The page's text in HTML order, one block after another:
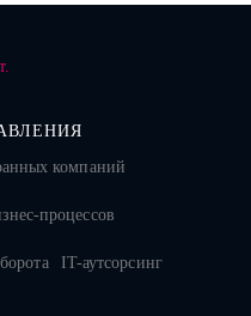
компаний
процессов
IT-аутсорсинг